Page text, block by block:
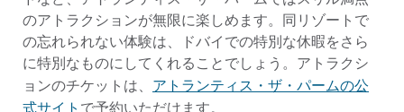
のアトラクションが無限に楽しめます。同リゾートで
の忘れられない体験は、ドバイでの特別な休暇をさら
に特別なものにしてくれることでしょう。アトラクシ
ョンのチケットは、 アトランティス・ザ・パームの公